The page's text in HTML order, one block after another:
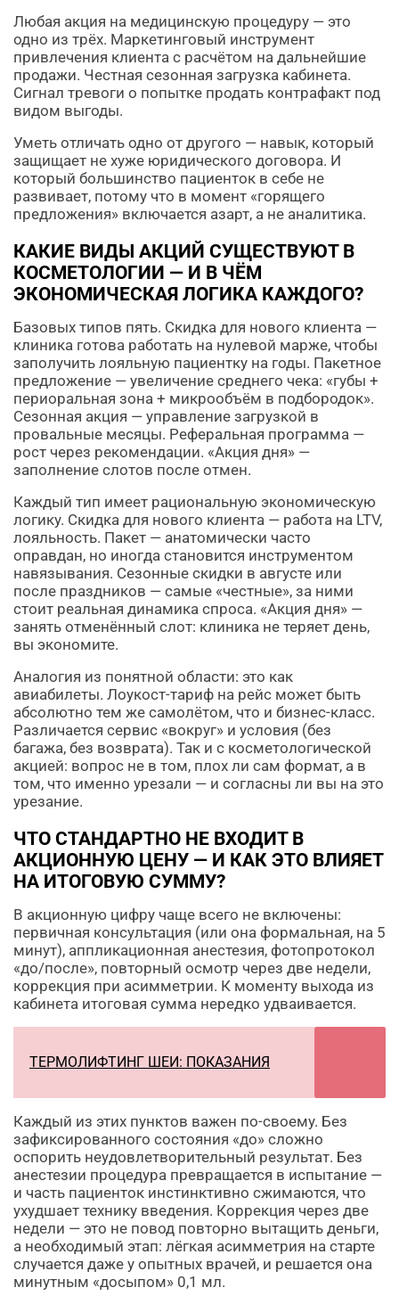
Любая акция на медицинскую процедуру — это
одно из трёх. Маркетинговый инструмент
привлечения клиента с расчётом на дальнейшие
продажи. Честная сезонная загрузка кабинета.
Сигнал тревоги о попытке продать контрафакт под
видом выгоды.
Уметь отличать одно от другого — навык, который
защищает не хуже юридического договора. И
который большинство пациенток в себе не
развивает, потому что в момент «горящего
предложения» включается азарт, а не аналитика.
КАКИЕ ВИДЫ АКЦИЙ СУЩЕСТВУЮТ В
КОСМЕТОЛОГИИ — И В ЧЁМ
ЭКОНОМИЧЕСКАЯ ЛОГИКА КАЖДОГО?
Базовых типов пять. Скидка для нового клиента —
клиника готова работать на нулевой марже, чтобы
заполучить лояльную пациентку на годы. Пакетное
предложение — увеличение среднего чека: «губы +
периоральная зона + микрообъём в подбородок».
Сезонная акция — управление загрузкой в
провальные месяцы. Реферальная программа —
рост через рекомендации. «Акция дня» —
заполнение слотов после отмен.
Каждый тип имеет рациональную экономическую
логику. Скидка для нового клиента — работа на LTV,
лояльность. Пакет — анатомически часто
оправдан, но иногда становится инструментом
навязывания. Сезонные скидки в августе или
после праздников — самые «честные», за ними
стоит реальная динамика спроса. «Акция дня» —
занять отменённый слот: клиника не теряет день,
вы экономите.
Аналогия из понятной области: это как
авиабилеты. Лоукост-тариф на рейс может быть
абсолютно тем же самолётом, что и бизнес-класс.
Различается сервис «вокруг» и условия (без
багажа, без возврата). Так и с косметологической
акцией: вопрос не в том, плох ли сам формат, а в
том, что именно урезали — и согласны ли вы на это
урезание.
ЧТО СТАНДАРТНО НЕ ВХОДИТ В
АКЦИОННУЮ ЦЕНУ — И КАК ЭТО ВЛИЯЕТ
НА ИТОГОВУЮ СУММУ?
В акционную цифру чаще всего не включены:
первичная консультация (или она формальная, на 5
минут), аппликационная анестезия, фотопротокол
«до/после», повторный осмотр через две недели,
коррекция при асимметрии. К моменту выхода из
кабинета итоговая сумма нередко удваивается.
ТЕРМОЛИФТИНГ ШЕИ: ПОКАЗАНИЯ
Каждый из этих пунктов важен по-своему. Без
зафиксированного состояния «до» сложно
оспорить неудовлетворительный результат. Без
анестезии процедура превращается в испытание —
и часть пациенток инстинктивно сжимаются, что
ухудшает технику введения. Коррекция через две
недели — это не повод повторно вытащить деньги,
а необходимый этап: лёгкая асимметрия на старте
случается даже у опытных врачей, и решается она
минутным «досыпом» 0,1 мл.